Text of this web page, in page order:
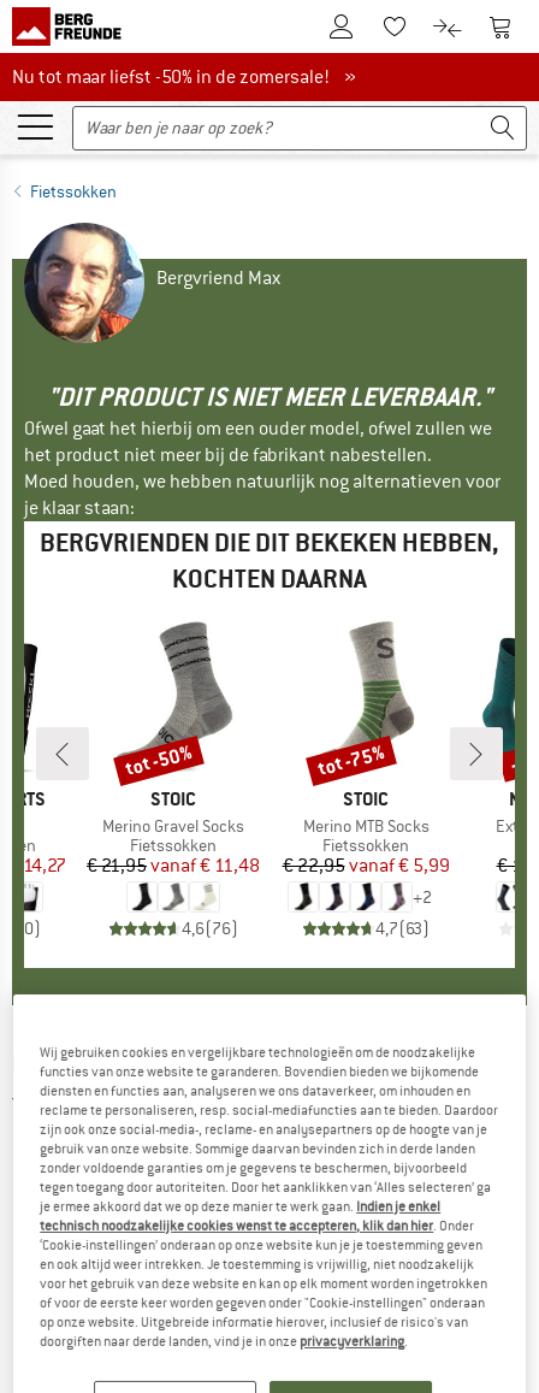
De klantenaccount
Naar deNaar de
Nu tot maar liefst -50% in de zomersale!
Nu tot maar liefst -50% in de zomersale! »
Fietssokken
Bergvriend Max
"DIT PRODUCT IS NIET MEER LEVERBAAR."
Ofwel gaat het hierbij om een ouder model, ofwel zullen we
het product niet meer bij de fabrikant nabestellen.
Moed houden, we hebben natuurlijk nog alternatieven voor
je klaar staan:
BERGVRIENDEN DIE DIT BEKEKEN HEBBEN,
KOCHTEN DAARNA
prijs
€ 14,27
0)
MERK
STOIC
Artikel
Merino Gravel Socks
Productgroep
Fietssokken
Prijs
€ 21,95 Verlaagde prijs
vanaf€ 11,48
4,6(76)
Korting
tot -50%
MERK
STOIC
Artikel
Merino MTB Socks
Productgroep
Fietssokken
Prijs
€ 22,95 Verlaagde prijs
vanaf€ 5,99
+2
4,7(63)
Korting
tot -75%
Artikel
€
-
MAVIC -Gradient Sock - Fietssokken
5,0(1)
Wij gebruiken cookies en vergelijkbare technologieën om de noodzakelijke
functies van onze website te garanderen. Bovendien bieden we bijkomende
diensten en functies aan, analyseren we ons dataverkeer, om inhouden en
reclame te personaliseren, resp. social-mediafuncties aan te bieden. Daardoor
zijn ook onze social-media-, reclame- en analysepartners op de hoogte van je
gebruik van onze website. Sommige daarvan bevinden zich in derde landen
zonder voldoende garanties om je gegevens te beschermen, bijvoorbeeld
tegen toegang door autoriteiten. Door het aanklikken van ‘Alles selecteren’ ga
je ermee akkoord dat we op deze manier te werk gaan. Indien je enkel
technisch noodzakelijke cookies wenst te accepteren, klik dan hier. Onder
‘Cookie-instellingen’ onderaan op onze website kun je je toestemming geven
en ook altijd weer intrekken. Je toestemming is vrijwillig, niet noodzakelijk
voor het gebruik van deze website en kan op elk moment worden ingetrokken
of voor de eerste keer worden gegeven onder "Cookie-instellingen" onderaan
op onze website. Uitgebreide informatie hierover, inclusief de risico's van
doorgiften naar derde landen, vind je in onze privacyverklaring.